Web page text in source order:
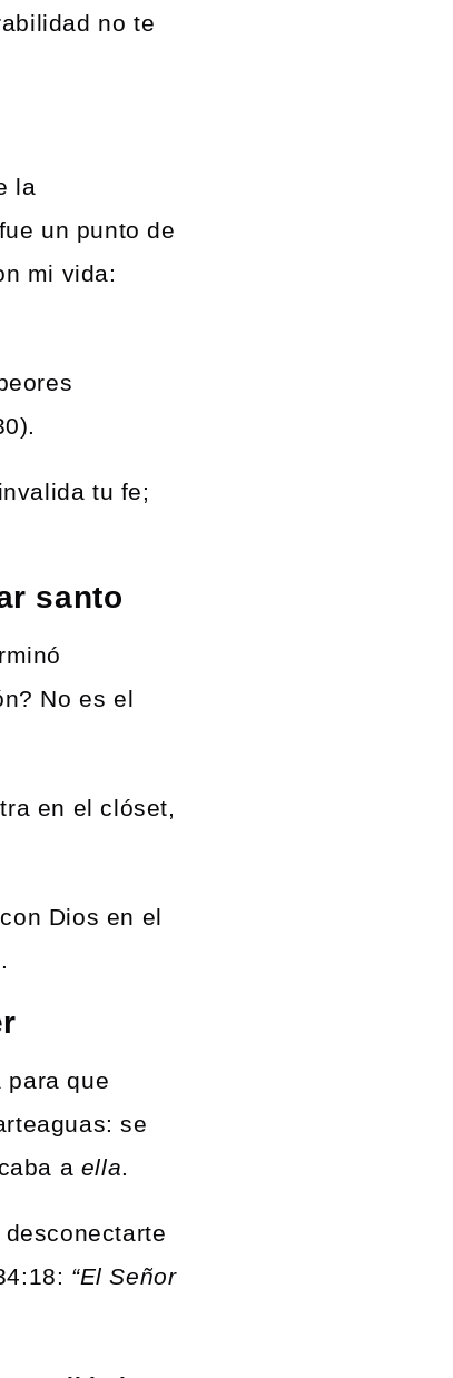
no te
la
un punto de
mi vida:
tu fe;
santo
No es el
en el clóset,
Dios en el
para que
se
a ella.
“El Señor